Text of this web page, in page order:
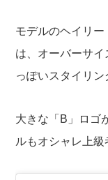
モデルのヘイリ
は、オーバーサ
っぽいスタイリン
大きな「B」ロゴ
ルもオシャレ上級